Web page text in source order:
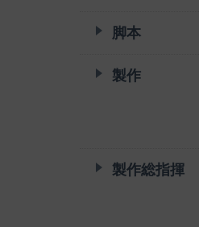
脚本
製作
製作総指揮